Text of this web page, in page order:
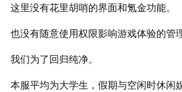
这里没有花里胡哨的界面和氪金功能。
也没有随意使用权限影响游戏体验的管
我们为了回归纯净。
本服平均为大学生，假期与空闲时休闲